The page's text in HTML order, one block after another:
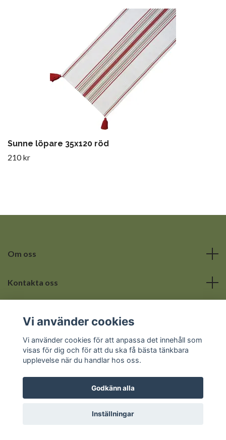
Sunne löpare 35x120 röd
210 kr
Om oss
Kontakta oss
Sociala medier
© 2026 Hemmets lilla hörna
Vi använder cookies
Vi använder cookies för att anpassa det innehåll som
visas för dig och för att du ska få bästa tänkbara
upplevelse när du handlar hos oss.
Godkänn alla
Inställningar